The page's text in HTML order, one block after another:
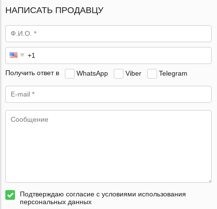
НАПИСАТЬ ПРОДАВЦУ
Получить ответ в WhatsApp Viber Telegram
Подтверждаю согласие с условиями использования
персональных данных